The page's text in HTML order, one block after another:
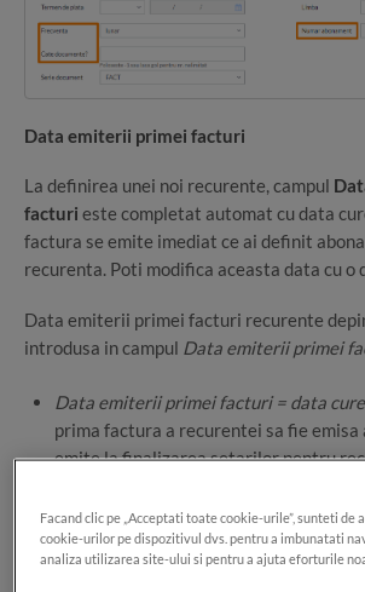
Data emiterii primei facturi
La definirea unei noi recurente, campul
facturi este completat automat cu data
factura se emite imediat ce ai definit
recurenta. Poti modifica aceasta data cu o
Data emiterii primei facturi recurente
introdusa in campul Data emiterii primei
Data emiterii primei facturi = data
prima factura a recurentei sa fie emisa
emite la finalizarea setarilor pentru
Facand clic pe „Acceptati toate cookie-urile”, sunteti de
cookie-urilor pe dispozitivul dvs. pentru a imbunatati
analiza utilizarea site-ului si pentru a ajuta eforturile